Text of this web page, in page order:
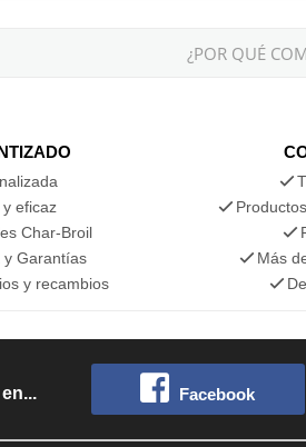
¿POR QUÉ
eficaz
Char-Broil
y Garantías
y recambios
Más
Facebook